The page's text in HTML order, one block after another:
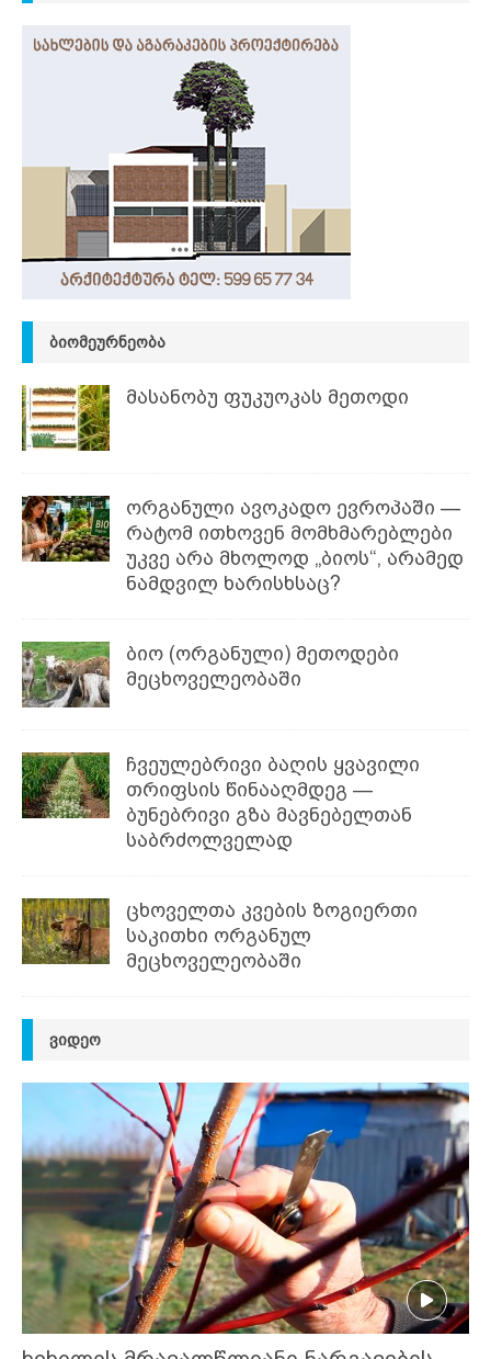
ᲑᲘᲝᲛᲔᲣᲠᲜᲔᲝᲑᲐ
მასანობუ ფუკუოკას მეთოდი
ორგანული ავოკადო ევროპაში —
რატომ ითხოვენ მომხმარებლები
უკვე არა მხოლოდ „ბიოს“, არამედ
ნამდვილ ხარისხსაც?
ბიო (ორგანული) მეთოდები
მეცხოველეობაში
ჩვეულებრივი ბაღის ყვავილი
თრიფსის წინააღმდეგ —
ბუნებრივი გზა მავნებელთან
საბრძოლველად
ცხოველთა კვების ზოგიერთი
საკითხი ორგანულ
მეცხოველეობაში
ᲕᲘᲓᲔᲝ